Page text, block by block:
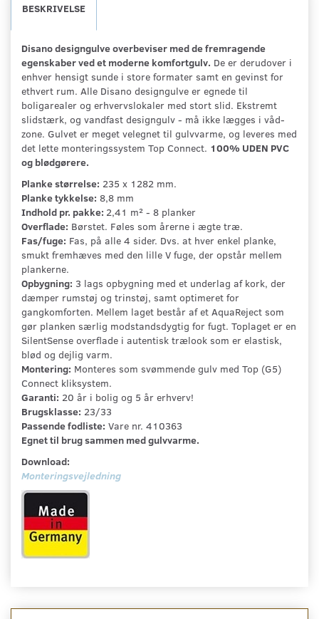
BESKRIVELSE
Disano designgulve overbeviser med de fremragende
egenskaber ved et moderne komfortgulv. De er derudover i
enhver hensigt sunde i store formater samt en gevinst for
ethvert rum. Alle Disano designgulve er egnede til
boligarealer og erhvervslokaler med stort slid. Ekstremt
slidstærk, og vandfast designgulv - må ikke lægges i våd-
zone. Gulvet er meget velegnet til gulvvarme, og leveres med
det lette monteringssystem Top Connect. 100% UDEN PVC
og blødgørere.
Planke størrelse: 235 x 1282 mm.
Planke tykkelse: 8,8 mm
Indhold pr. pakke: 2,41 m² - 8 planker
Overflade: Børstet. Føles som årerne i ægte træ.
Fas/fuge: Fas, på alle 4 sider. Dvs. at hver enkel planke,
smukt fremhæves med den lille V fuge, der opstår mellem
plankerne.
Opbygning: 3 lags opbygning med et underlag af kork, der
dæmper rumstøj og trinstøj, samt optimeret for
gangkomforten. Mellem laget består af et AquaReject som
gør planken særlig modstandsdygtig for fugt. Toplaget er en
SilentSense overflade i autentisk trælook som er elastisk,
blød og dejlig varm.
Montering: Monteres som svømmende gulv med Top (G5)
Connect kliksystem.
Garanti: 20 år i bolig og 5 år erhverv!
Brugsklasse: 23/33
Passende fodliste: Vare nr. 410363
Egnet til brug sammen med gulvvarme.
Download:
Monteringsvejledning